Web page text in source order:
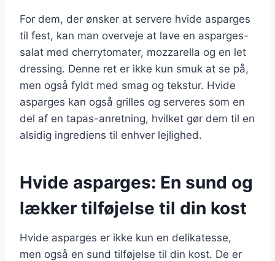
For dem, der ønsker at servere hvide asparges
til fest, kan man overveje at lave en asparges-
salat med cherrytomater, mozzarella og en let
dressing. Denne ret er ikke kun smuk at se på,
men også fyldt med smag og tekstur. Hvide
asparges kan også grilles og serveres som en
del af en tapas-anretning, hvilket gør dem til en
alsidig ingrediens til enhver lejlighed.
Hvide asparges: En sund og
lækker tilføjelse til din kost
Hvide asparges er ikke kun en delikatesse,
men også en sund tilføjelse til din kost. De er